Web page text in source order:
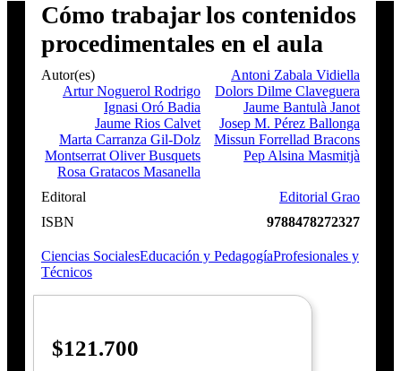
Cómo trabajar los contenidos
procedimentales en el aula
Autor(es)
Antoni Zabala Vidiella
Artur Noguerol Rodrigo
Dolors Dilme Claveguera
Ignasi Oró Badia
Jaume Bantulà Janot
Jaume Rios Calvet
Josep M. Pérez Ballonga
Marta Carranza Gil-Dolz
Missun Forrellad Bracons
Montserrat Oliver Busquets
Pep Alsina Masmitjà
Rosa Gratacos Masanella
Editoral
Editorial Grao
ISBN
9788478272327
Ciencias SocialesEducación y PedagogíaProfesionales y
Técnicos
$121.700